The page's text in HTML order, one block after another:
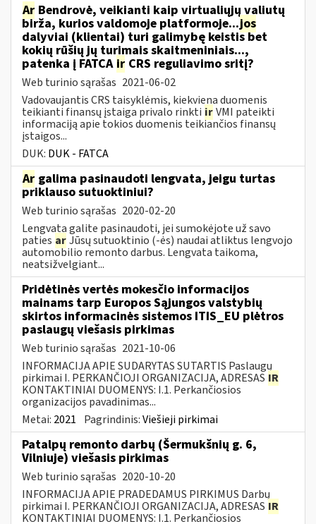
Ar Bendrovė, veikianti kaip virtualiųjų valiutų
birža, kurios valdomoje platformoje...jos
dalyviai (klientai) turi galimybę keistis bet
kokių rūšių jų turimais skaitmeniniais...,
patenka į FATCA ir CRS reguliavimo sritį?
Web turinio sąrašas 2021-06-02
Vadovaujantis CRS taisyklėmis, kiekviena duomenis
teikianti finansų įstaiga privalo rinkti irVMI pateikti
informaciją apie tokios duomenis teikiančios finansų
įstaigos...
DUK: DUK - FATCA
Ar galima pasinaudoti lengvata, jeigu turtas
priklauso sutuoktiniui?
Web turinio sąrašas 2020-02-20
Lengvata galite pasinaudoti, jei sumokėjote už savo
paties arJūsų sutuoktinio (-ės) naudai atliktus lengvojo
automobilio remonto darbus. Lengvata taikoma,
neatsižvelgiant...
Pridėtinės vertės mokesčio informacijos
mainams tarp Europos Sąjungos valstybių
skirtos informacinės sistemos ITIS_EU plėtros
paslaugų viešasis pirkimas
Web turinio sąrašas 2021-10-06
INFORMACIJA APIE SUDARYTAS SUTARTIS Paslaugų
pirkimai I. PERKANČIOJI ORGANIZACIJA, ADRESAS IR
KONTAKTINIAI DUOMENYS: I.1. Perkančiosios
organizacijos pavadinimas...
Metai: 2021 Pagrindinis:Viešieji pirkimai
Patalpų remonto darbų (Šermukšnių g. 6,
Vilniuje) viešasis pirkimas
Web turinio sąrašas 2020-10-20
INFORMACIJA APIE PRADEDAMUS PIRKIMUS Darbų
pirkimai I. PERKANČIOJI ORGANIZACIJA, ADRESAS IR
KONTAKTINIAI DUOMENYS: I.1. Perkančiosios